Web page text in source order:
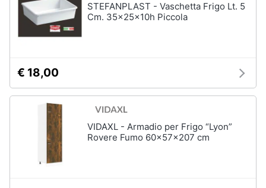
STEFANPLAST - Vaschetta Frigo Lt. 5
Cm. 35x25x10h Piccola
€ 18,00
VIDAXL - Armadio per Frigo “Lyon”
Rovere Fumo 60x57x207 cm